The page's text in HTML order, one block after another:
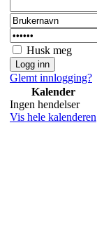
Husk meg
Glemt innlogging?
Kalender
Ingen hendelser
Vis hele kalenderen